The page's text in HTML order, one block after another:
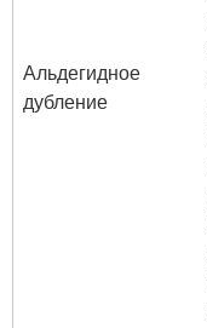
Альдегидное
дубление